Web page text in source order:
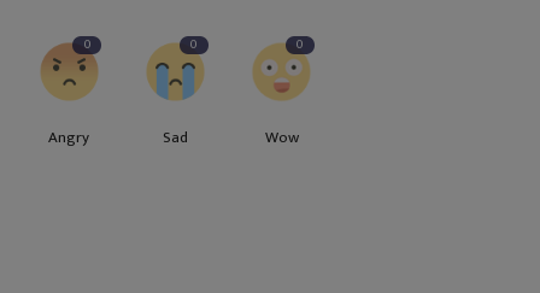
0
Angry
0
Sad
0
Wow